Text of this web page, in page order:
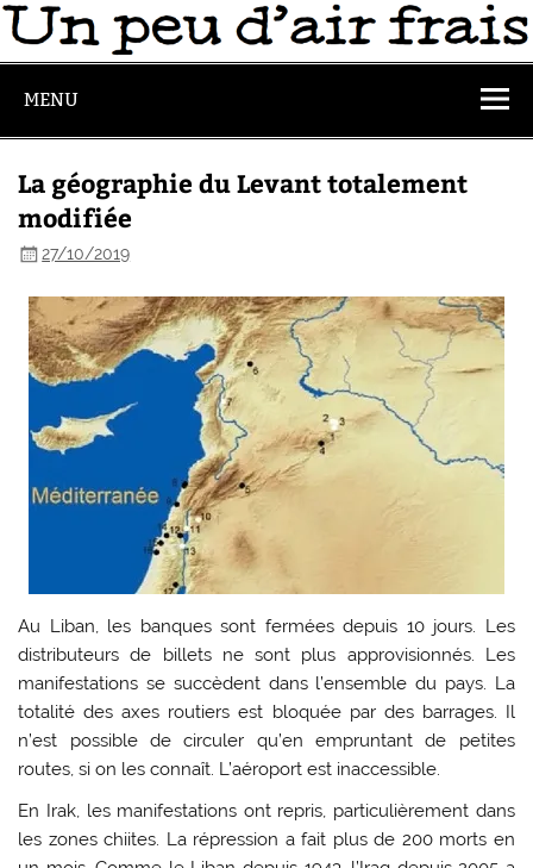
MENU
La géographie du Levant totalement
modifiée
27/10/2019
Au Liban, les banques sont fermées depuis 10 jours. Les
distributeurs de billets ne sont plus approvisionnés. Les
manifestations se succèdent dans l’ensemble du pays. La
totalité des axes routiers est bloquée par des barrages. Il
n’est possible de circuler qu’en empruntant de petites
routes, si on les connaît. L’aéroport est inaccessible.
En Irak, les manifestations ont repris, particulièrement dans
les zones chiites. La répression a fait plus de 200 morts en